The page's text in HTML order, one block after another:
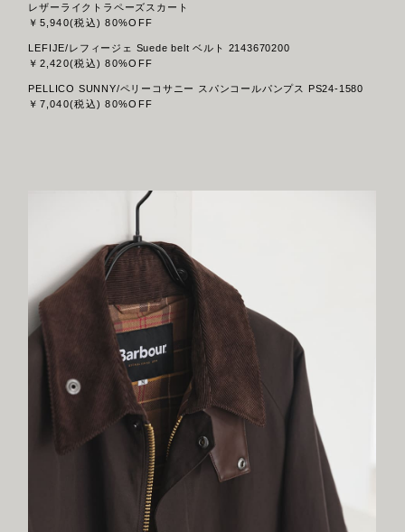
レザーライクトラペーズスカート
￥5,940(税込) 80%OFF
LEFIJE/レフィージェ Suede belt ベルト 2143670200
￥2,420(税込) 80%OFF
PELLICO SUNNY/ペリーコサニー スパンコールパンプス PS24-1580
￥7,040(税込) 80%OFF